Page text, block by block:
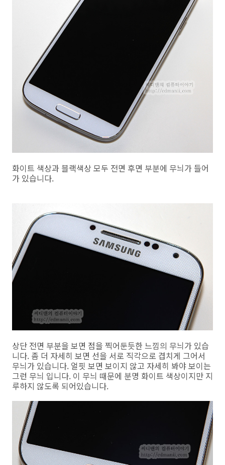
화이트 색상과 블랙색상 모두 전면 후면 부분에 무늬가 들어
가 있습니다.
상단 전면 부분을 보면 점을 찍어둔듯한 느낌의 무늬가 있습
니다. 좀 더 자세히 보면 선을 서로 직각으로 겹치게 그어서
무늬가 있습니다. 얼핏 보면 보이지 않고 자세히 봐야 보이는
그런 무늬 입니다. 이 무늬 때문에 분명 화이트 색상이지만 지
루하지 않도록 되어있습니다.